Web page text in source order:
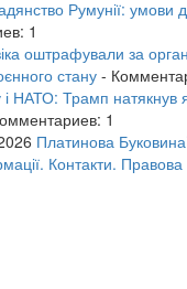
Румунії:
1
оштрафували за
стану -
і НАТО: Трамп натякнув
1
Платинова
Контакти. Правова